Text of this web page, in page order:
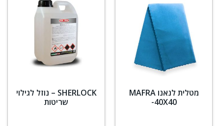
מטלית לנאנו MAFRA
-40X40
SHERLOCK – נוזל לגילוי
שריטות